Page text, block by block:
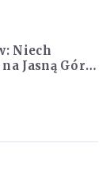
Niech
Jasną Górę